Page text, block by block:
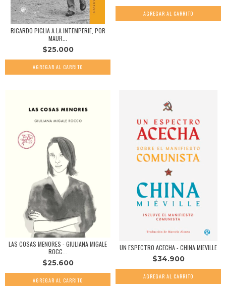
RICARDO PIGLIA A LA INTEMPERIE, POR
MAUR...
$25.000
LAS COSAS MENORES - GIULIANA MIGALE
ROCC...
$25.600
UN ESPECTRO ACECHA - CHINA MIEVILLE
$34.900